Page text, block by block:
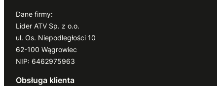
Dane firmy:
Lider ATV Sp. z o.o.
ul. Os. Niepodległości 10
62-100 Wągrowiec
NIP: 6462975963
Obsługa klienta